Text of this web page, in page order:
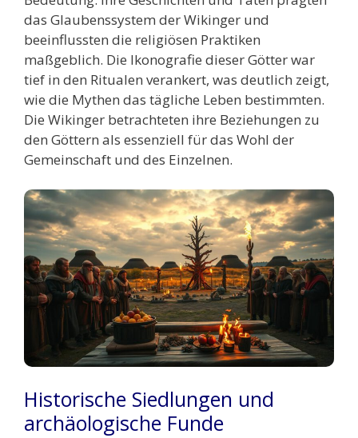
das Glaubenssystem der Wikinger und
beeinflussten die religiösen Praktiken
maßgeblich. Die Ikonografie dieser Götter war
tief in den Ritualen verankert, was deutlich zeigt,
wie die Mythen das tägliche Leben bestimmten.
Die Wikinger betrachteten ihre Beziehungen zu
den Göttern als essenziell für das Wohl der
Gemeinschaft und des Einzelnen.
Historische Siedlungen und
archäologische Funde